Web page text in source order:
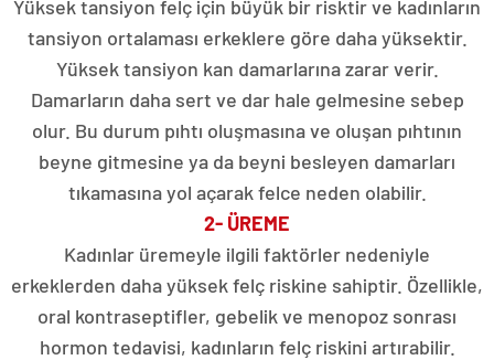
Yüksek tansiyon felç için büyük bir risktir ve kadınların
tansiyon ortalaması erkeklere göre daha yüksektir.
Yüksek tansiyon kan damarlarına zarar verir.
Damarların daha sert ve dar hale gelmesine sebep
olur. Bu durum pıhtı oluşmasına ve oluşan pıhtının
beyne gitmesine ya da beyni besleyen damarları
tıkamasına yol açarak felce neden olabilir.
2- ÜREME
Kadınlar üremeyle ilgili faktörler nedeniyle
erkeklerden daha yüksek felç riskine sahiptir. Özellikle,
oral kontraseptifler, gebelik ve menopoz sonrası
hormon tedavisi, kadınların felç riskini artırabilir.